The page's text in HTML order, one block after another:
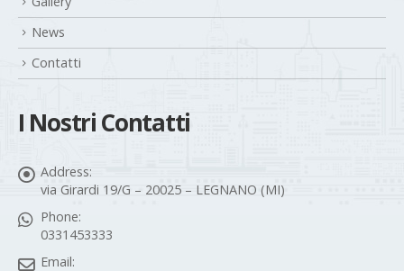
Gallery
News
Contatti
I Nostri Contatti
Address:
via Girardi 19/G – 20025 – LEGNANO (MI)
Phone:
0331453333